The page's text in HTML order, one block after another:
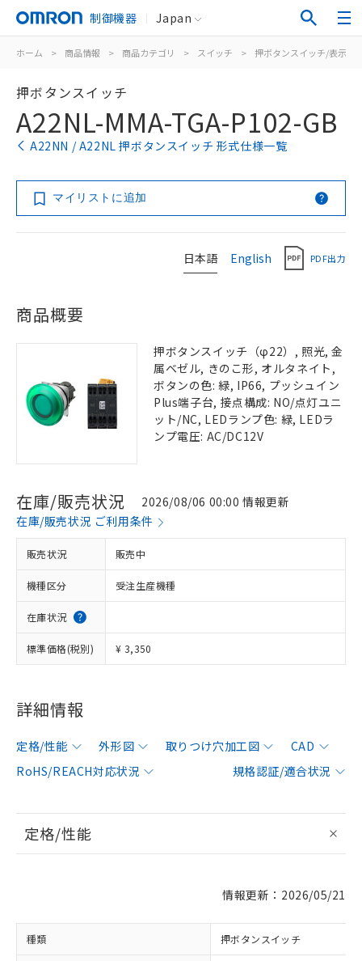
制御機器 Japan
ホーム > 商品情報 > 商品カテゴリ > スイッチ > 押ボタンスイッチ/表示灯
押ボタンスイッチ
A22NL-MMA-TGA-P102-GB
A22NN / A22NL 押ボタンスイッチ 形式仕様一覧
マイリストに追加
日本語 English PDF出力
商品概要
押ボタンスイッチ（φ22）, 照光, 金
属ベゼル, きのこ形, オルタネイト,
ボタンの色: 緑, IP66, プッシュイン
Plus端子台, 接点構成: NO/点灯ユニ
ット/NC, LEDランプ色: 緑, LEDラ
ンプ電圧: AC/DC12V
在庫/販売状況
2026/08/06 00:00 情報更新
在庫/販売状況 ご利用条件
販売状況 販売中
機種区分 受注生産機種
在庫状況
標準価格(税別) ¥ 3,350
詳細情報
定格/性能 外形図 取りつけ穴加工図
CAD
RoHS/REACH対応状況
規格認証/適合状況
定格/性能
情報更新：2026/05/21
種類 押ボタンスイッチ